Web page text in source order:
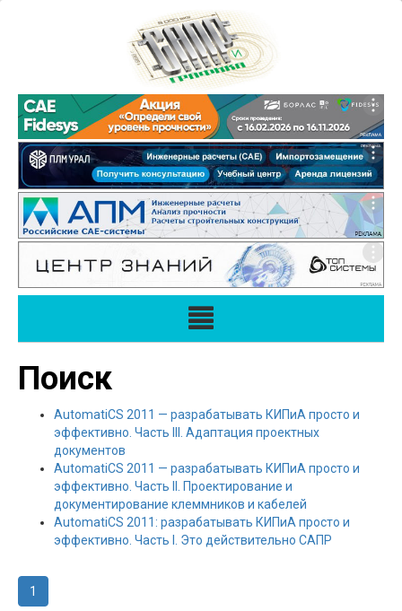
Поиск
AutomatiCS 2011 — разрабатывать КИПиА просто и
эффективно. Часть III. Адаптация проектных
документов
AutomatiCS 2011 — разрабатывать КИПиА просто и
эффективно. Часть II. Проектирование и
документирование клеммников и кабелей
AutomatiCS 2011: разрабатывать КИПиА просто и
эффективно. Часть I. Это действительно САПР
1